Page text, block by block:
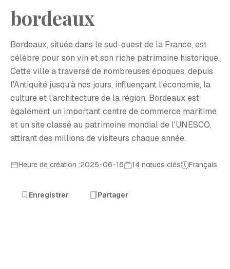
bordeaux
Bordeaux, située dans le sud-ouest de la France, est
célèbre pour son vin et son riche patrimoine historique.
Cette ville a traversé de nombreuses époques, depuis
l'Antiquité jusqu'à nos jours, influençant l'économie, la
culture et l'architecture de la région. Bordeaux est
également un important centre de commerce maritime
et un site classé au patrimoine mondial de l'UNESCO,
attirant des millions de visiteurs chaque année.
Heure de création :2025-06-16 14 nœuds clés Français
Enregistrer Partager